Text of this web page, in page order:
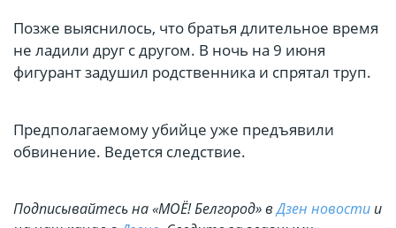
Позже выяснилось, что братья длительное время
не ладили друг с другом. В ночь на 9 июня
фигурант задушил родственника и спрятал труп.
Предполагаемому убийце уже предъявили
обвинение. Ведется следствие.
Подписывайтесь на «МОЁ! Белгород» вДзен новости и